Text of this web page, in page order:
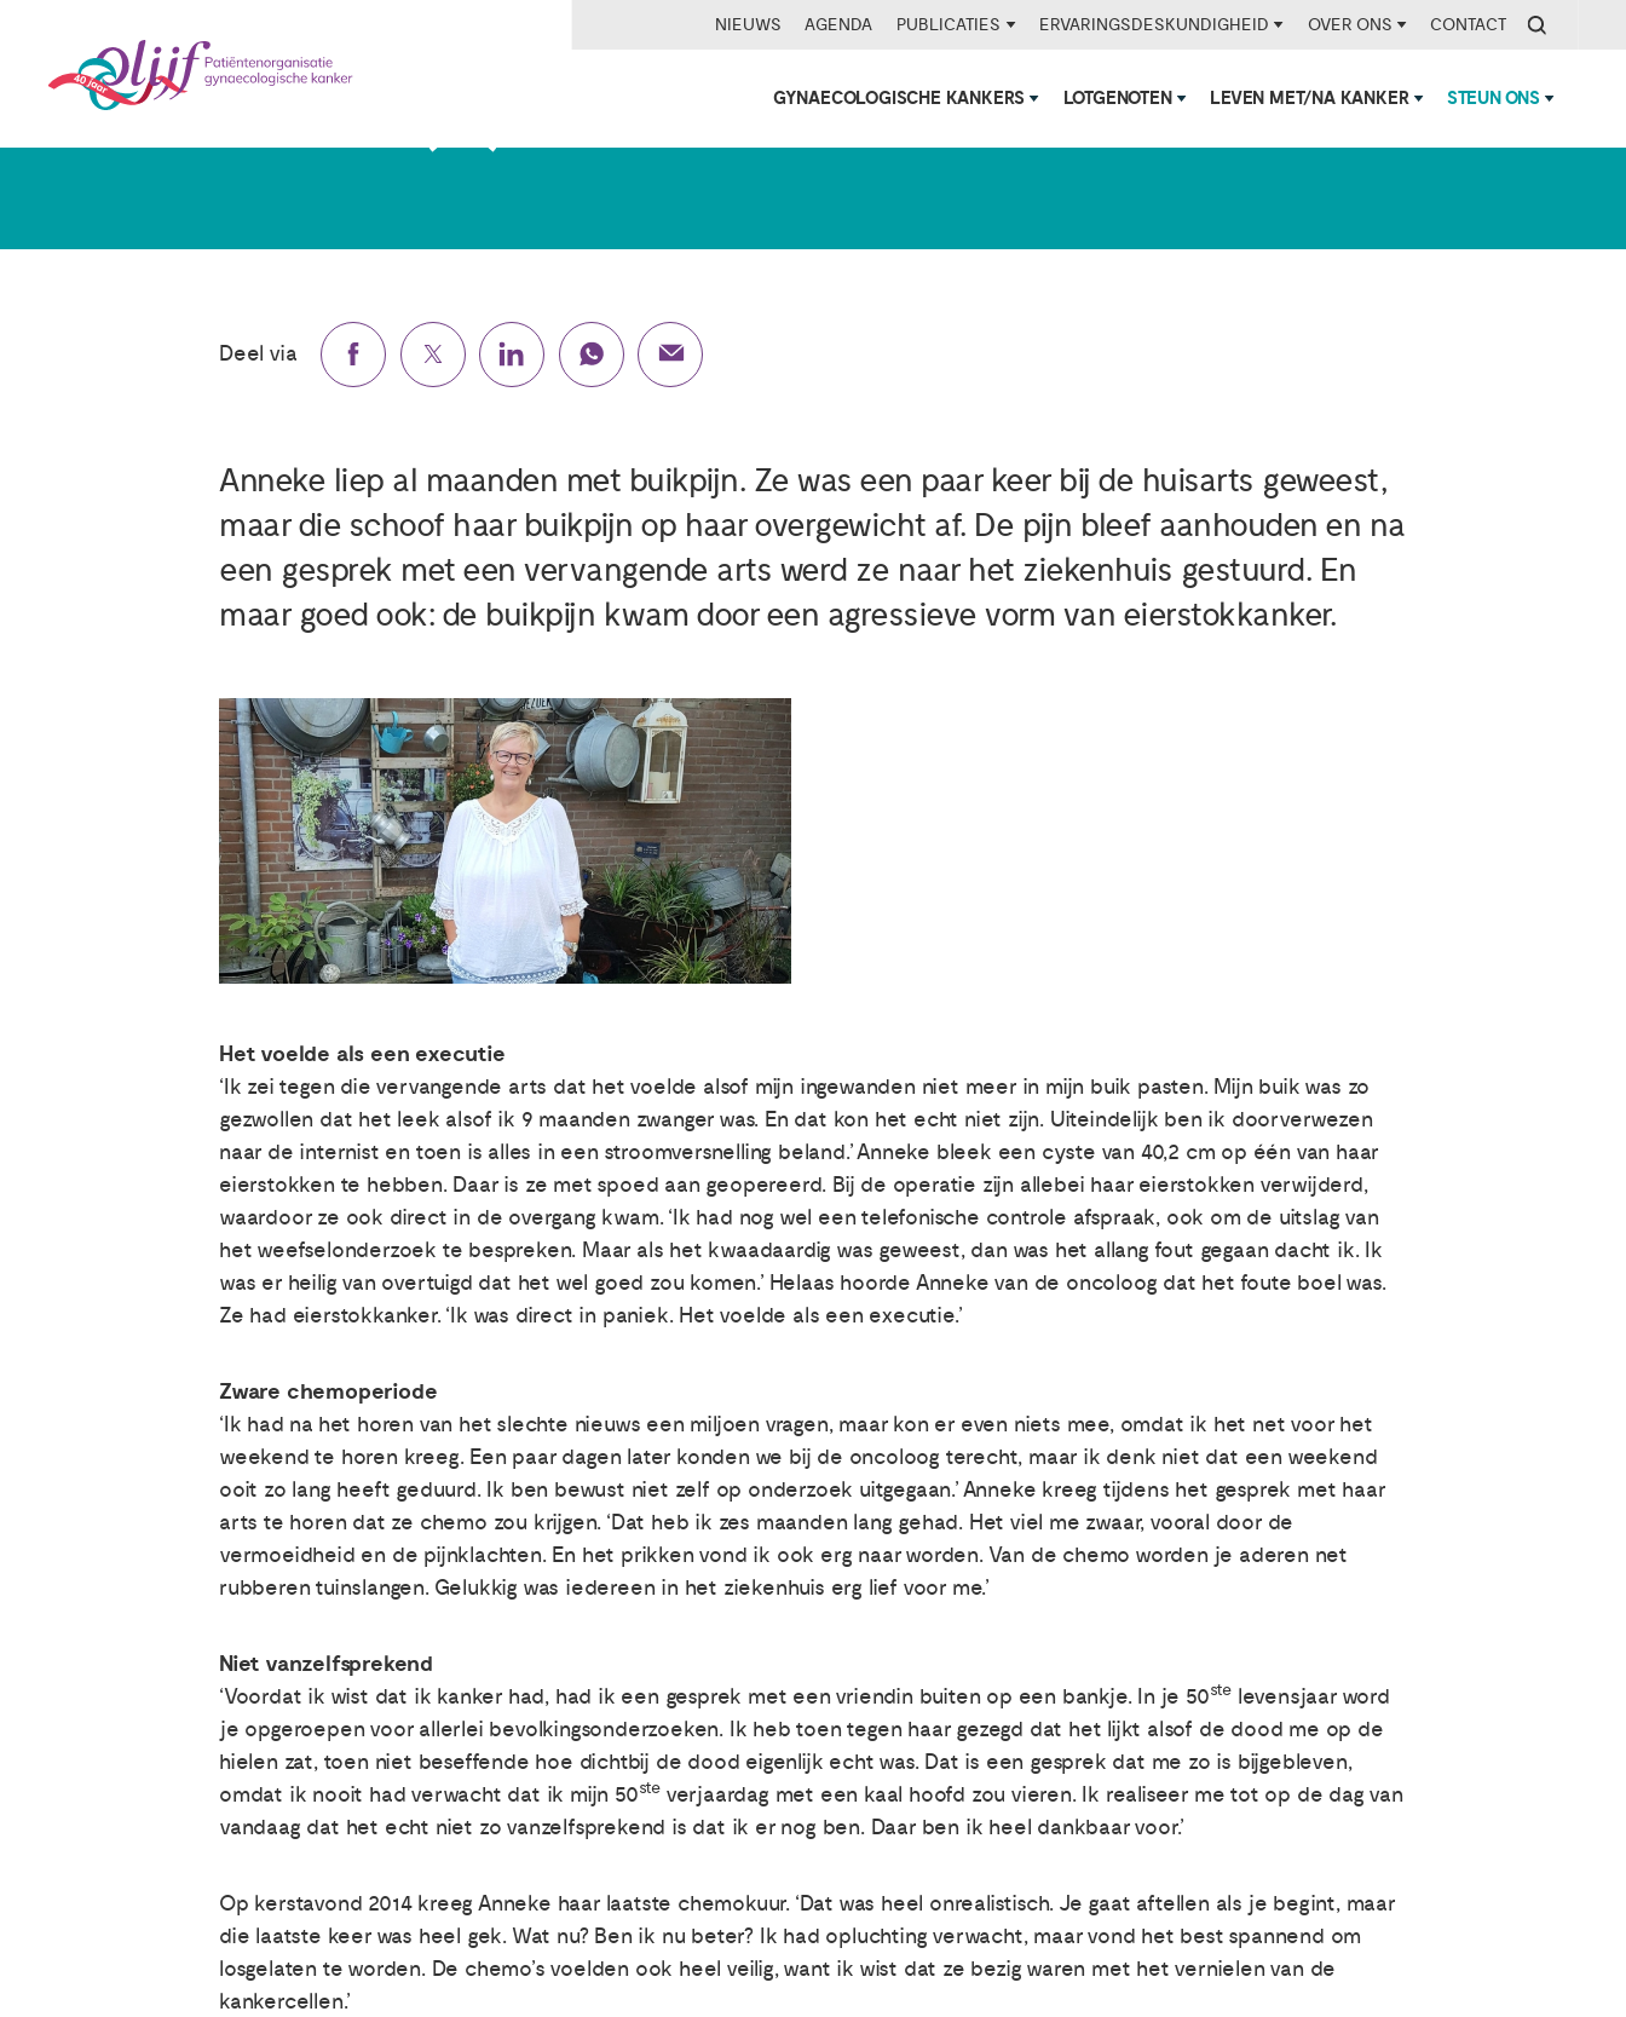
NIEUWS AGENDA PUBLICATIES ERVARINGSDESKUNDIGHEID OVER ONS CONTACT
GYNAECOLOGISCHE KANKERS LOTGENOTEN LEVEN MET/NA KANKER STEUN ONS
Anneke (57) ‘Ik word niet meer wie ik was’
Deel via
Anneke liep al maanden met buikpijn. Ze was een paar keer bij de huisarts geweest,
maar die schoof haar buikpijn op haar overgewicht af. De pijn bleef aanhouden en na
een gesprek met een vervangende arts werd ze naar het ziekenhuis gestuurd. En
maar goed ook: de buikpijn kwam door een agressieve vorm van eierstokkanker.
Het voelde als een executie
‘Ik zei tegen die vervangende arts dat het voelde alsof mijn ingewanden niet meer in mijn buik pasten. Mijn buik was zo
gezwollen dat het leek alsof ik 9 maanden zwanger was. En dat kon het echt niet zijn. Uiteindelijk ben ik doorverwezen
naar de internist en toen is alles in een stroomversnelling beland.’ Anneke bleek een cyste van 40,2 cm op één van haar
eierstokken te hebben. Daar is ze met spoed aan geopereerd. Bij de operatie zijn allebei haar eierstokken verwijderd,
waardoor ze ook direct in de overgang kwam. ‘Ik had nog wel een telefonische controle afspraak, ook om de uitslag van
het weefselonderzoek te bespreken. Maar als het kwaadaardig was geweest, dan was het allang fout gegaan dacht ik. Ik
was er heilig van overtuigd dat het wel goed zou komen.’ Helaas hoorde Anneke van de oncoloog dat het foute boel was.
Ze had eierstokkanker. ‘Ik was direct in paniek. Het voelde als een executie.’
Zware chemoperiode
‘Ik had na het horen van het slechte nieuws een miljoen vragen, maar kon er even niets mee, omdat ik het net voor het
weekend te horen kreeg. Een paar dagen later konden we bij de oncoloog terecht, maar ik denk niet dat een weekend
ooit zo lang heeft geduurd. Ik ben bewust niet zelf op onderzoek uitgegaan.’ Anneke kreeg tijdens het gesprek met haar
arts te horen dat ze chemo zou krijgen. ‘Dat heb ik zes maanden lang gehad. Het viel me zwaar, vooral door de
vermoeidheid en de pijnklachten. En het prikken vond ik ook erg naar worden. Van de chemo worden je aderen net
rubberen tuinslangen. Gelukkig was iedereen in het ziekenhuis erg lief voor me.’
Niet vanzelfsprekend
‘Voordat ik wist dat ik kanker had, had ik een gesprek met een vriendin buiten op een bankje. In je 50ste levensjaar word
je opgeroepen voor allerlei bevolkingsonderzoeken. Ik heb toen tegen haar gezegd dat het lijkt alsof de dood me op de
hielen zat, toen niet beseffende hoe dichtbij de dood eigenlijk echt was. Dat is een gesprek dat me zo is bijgebleven,
omdat ik nooit had verwacht dat ik mijn 50ste verjaardag met een kaal hoofd zou vieren. Ik realiseer me tot op de dag van
vandaag dat het echt niet zo vanzelfsprekend is dat ik er nog ben. Daar ben ik heel dankbaar voor.’
Op kerstavond 2014 kreeg Anneke haar laatste chemokuur. ‘Dat was heel onrealistisch. Je gaat aftellen als je begint, maar
die laatste keer was heel gek. Wat nu? Ben ik nu beter? Ik had opluchting verwacht, maar vond het best spannend om
losgelaten te worden. De chemo’s voelden ook heel veilig, want ik wist dat ze bezig waren met het vernielen van de
kankercellen.’